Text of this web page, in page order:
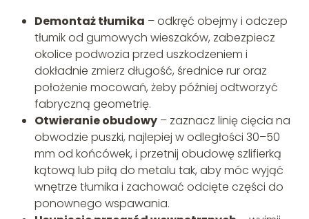
Demontaż tłumika – odkręć obejmy i odczep
tłumik od gumowych wieszaków, zabezpiecz
okolice podwozia przed uszkodzeniem i
dokładnie zmierz długość, średnice rur oraz
położenie mocowań, żeby później odtworzyć
fabryczną geometrię.
Otwieranie obudowy– zaznacz linię cięcia na
obwodzie puszki, najlepiej w odległości 30–50
mm od końcówek, i przetnij obudowę szlifierką
kątową lub piłą do metalu tak, aby móc wyjąć
wnętrze tłumika i zachować odcięte części do
ponownego wspawania.